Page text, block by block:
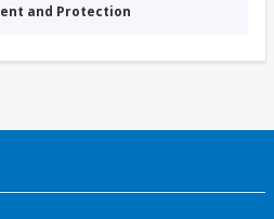
and Protection